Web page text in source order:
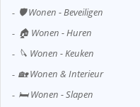
🛡️ Wonen - Beveiligen
🏠 Wonen - Huren
🔪 Wonen - Keuken
🏡 Wonen & Interieur
🛏️ Wonen - Slapen